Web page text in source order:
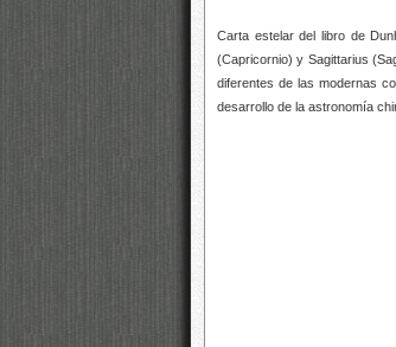
Carta estelar del libro de
(Capricornio) y Sagittarius
diferentes de las modernas
desarrollo de la astronomía